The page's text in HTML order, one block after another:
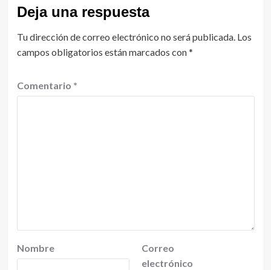
Deja una respuesta
Tu dirección de correo electrónico no será publicada. Los
campos obligatorios están marcados con*
Comentario *
Nombre
Correo
electrónico